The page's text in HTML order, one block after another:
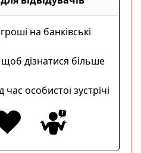
на банківські
дізнатися більше
особистої зустрічі